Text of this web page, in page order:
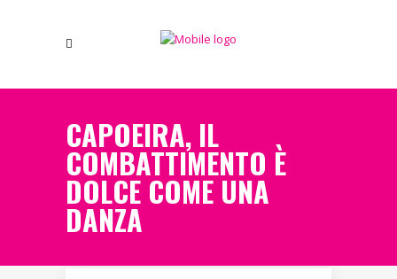
CAPOEIRA, IL
COMBATTIMENTO È
DOLCE COME UNA
DANZA